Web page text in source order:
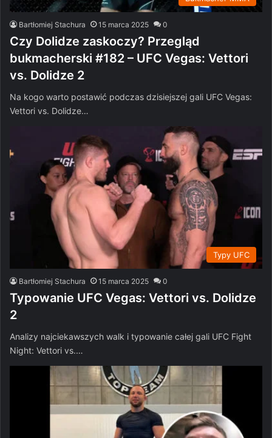
Bartłomiej Stachura 15 marca 2025 0
Czy Dolidze zaskoczy? Przegląd
bukmacherski #182 – UFC Vegas: Vettori
vs. Dolidze 2
Na kogo warto postawić podczas dzisiejszej gali UFC Vegas:
Vettori vs. Dolidze…
Typy UFC
Bartłomiej Stachura 15 marca 2025 0
Typowanie UFC Vegas: Vettori vs. Dolidze
2
Analizy najciekawszych walk i typowanie całej gali UFC Fight
Night: Vettori vs.…